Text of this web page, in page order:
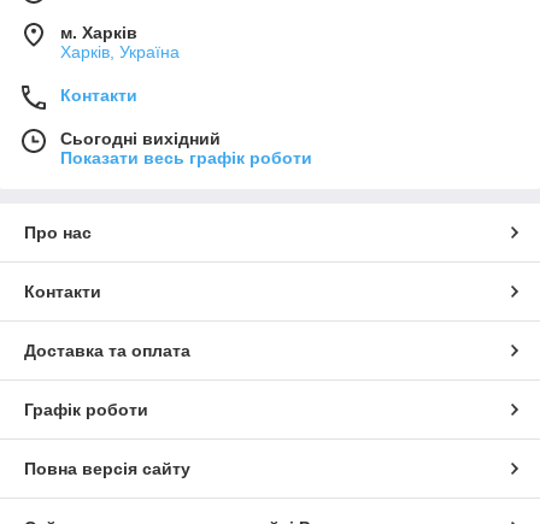
м. Харків
Харків, Україна
Контакти
Сьогодні вихідний
Показати весь графік роботи
Про нас
Контакти
Доставка та оплата
Графік роботи
Повна версія сайту